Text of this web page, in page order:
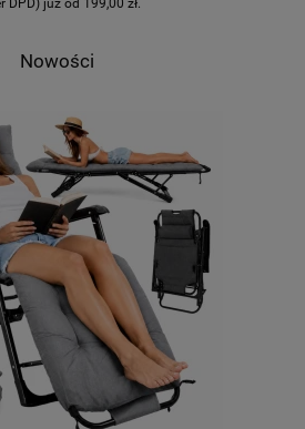
już od 199,00 zł.
Nowości